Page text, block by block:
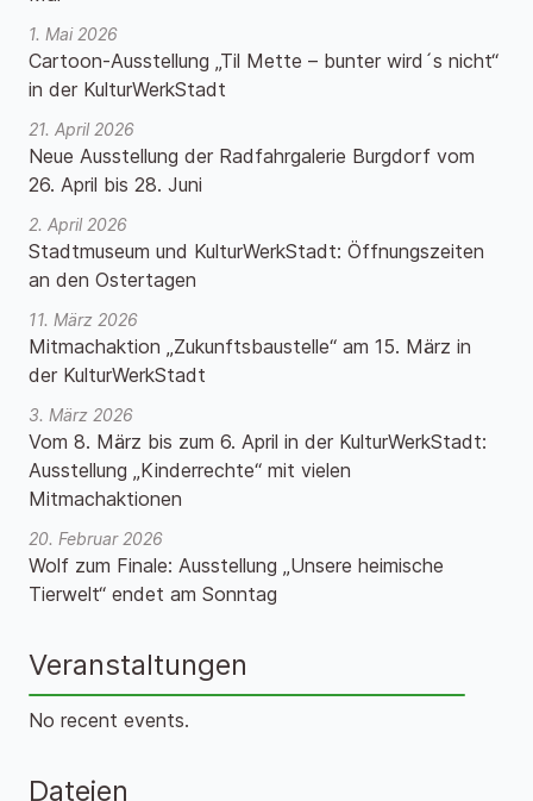
1. Mai 2026
Cartoon-Ausstellung „Til Mette – bunter wird´s nicht“
in der KulturWerkStadt
21. April 2026
Neue Ausstellung der Radfahrgalerie Burgdorf vom
26. April bis 28. Juni
2. April 2026
Stadtmuseum und KulturWerkStadt: Öffnungszeiten
an den Ostertagen
11. März 2026
Mitmachaktion „Zukunftsbaustelle“ am 15. März in
der KulturWerkStadt
3. März 2026
Vom 8. März bis zum 6. April in der KulturWerkStadt:
Ausstellung „Kinderrechte“ mit vielen
Mitmachaktionen
20. Februar 2026
Wolf zum Finale: Ausstellung „Unsere heimische
Tierwelt“ endet am Sonntag
Veranstaltungen
No recent events.
Dateien